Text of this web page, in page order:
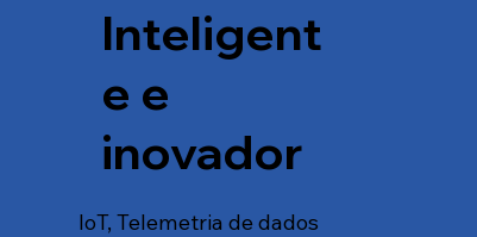
Inteligent
e e
inovador
IoT, Telemetria de dados